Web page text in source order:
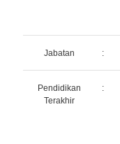
Jabatan :
Pendidikan
Terakhir
: